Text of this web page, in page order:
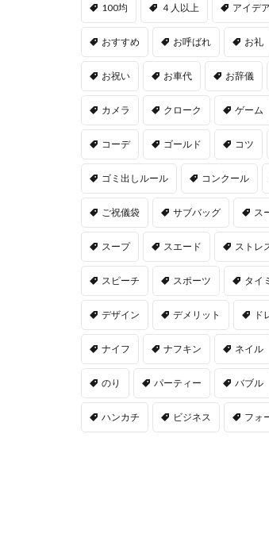
100均 ４人以上 アイデア
おすすめ お呼ばれ お礼
お祝い お車代 お辞儀
カメラ クローク ゲーム
コーデ ゴールド コツ
ゴミ出しルール コンクール
ご祝儀袋 サブバッグ ス
スープ スエード ストレ
スピーチ スポーツ タイ
デザイン デメリット ド
ナイフ ナフキン ネイル
のり パーティー バブル
ハンカチ ビジネス フォ